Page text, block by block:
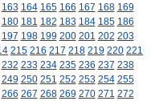
163 164 165 166 167 168 169
180 181 182 183 184 185 186
197 198 199 200 201 202 203
215 216 217 218 219 220 221
232 233 234 235 236 237 238
249 250 251 252 253 254 255
266 267 268 269 270 271 272